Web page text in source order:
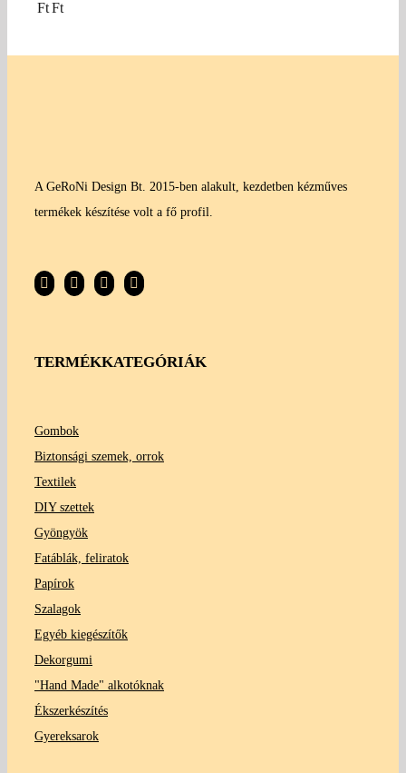
FtFt
A GeRoNi Design Bt. 2015-ben alakult, kezdetben kézműves
termékek készítése volt a fő profil.
TERMÉKKATEGÓRIÁK
Gombok
Biztonsági szemek, orrok
Textilek
DIY szettek
Gyöngyök
Fatáblák, feliratok
Papírok
Szalagok
Egyéb kiegészítők
Dekorgumi
"Hand Made" alkotóknak
Ékszerkészítés
Gyereksarok